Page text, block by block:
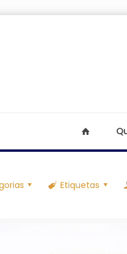
Etiquetas